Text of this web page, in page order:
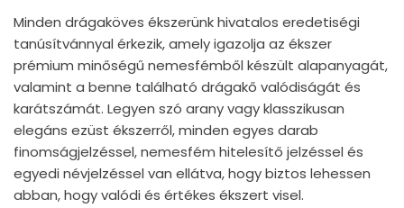
Minden drágaköves ékszerünk hivatalos eredetiségi
tanúsítvánnyal érkezik, amely igazolja az ékszer
prémium minőségű nemesfémből készült alapanyagát,
valamint a benne található drágakő valódiságát és
karátszámát. Legyen szó arany vagy klasszikusan
elegáns ezüst ékszerről, minden egyes darab
finomságjelzéssel, nemesfém hitelesítő jelzéssel és
egyedi névjelzéssel van ellátva, hogy biztos lehessen
abban, hogy valódi és értékes ékszert visel.